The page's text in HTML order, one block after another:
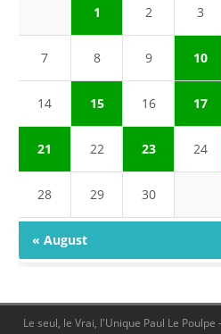
1 2 3
7 8 9 10
14 15 16 17
21 22 23 24
28 29 30
« August
Le seul, le Vrai, l'Unique Paul Le